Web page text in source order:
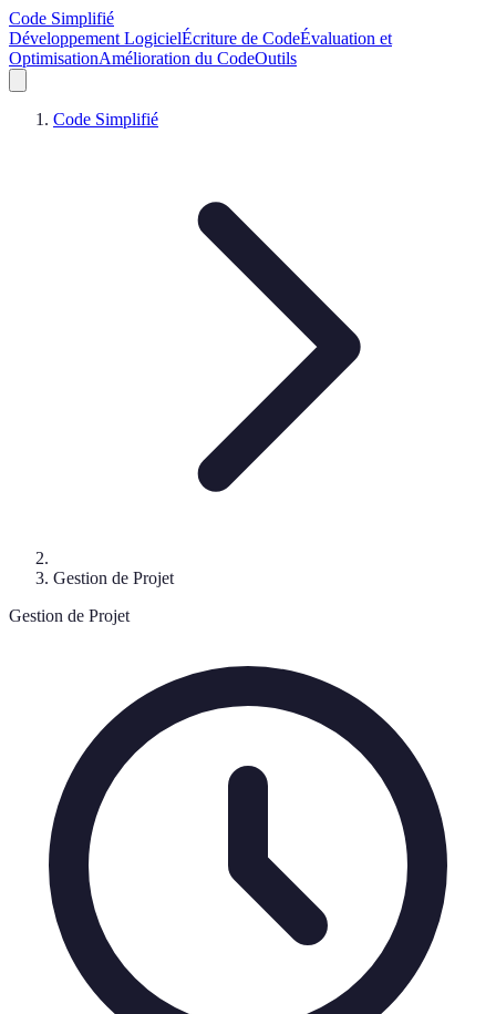
Code Simplifié
Développement LogicielÉcriture de CodeÉvaluation et
OptimisationAmélioration du CodeOutils
Code Simplifié
Gestion de Projet
Gestion de Projet